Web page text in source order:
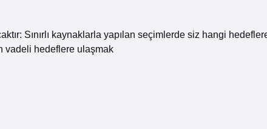
Sınırlı kaynaklarla yapılan seçimlerde siz hangi
vadeli hedeflere ulaşmak